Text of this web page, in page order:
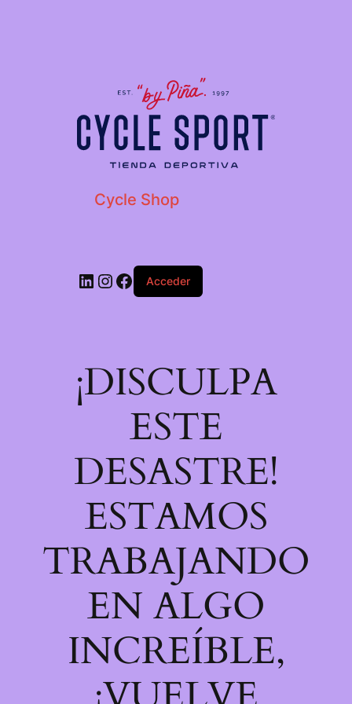
Cycle Shop
Acceder
¡DISCULPA
ESTE
DESASTRE!
ESTAMOS
TRABAJANDO
EN ALGO
INCREÍBLE,